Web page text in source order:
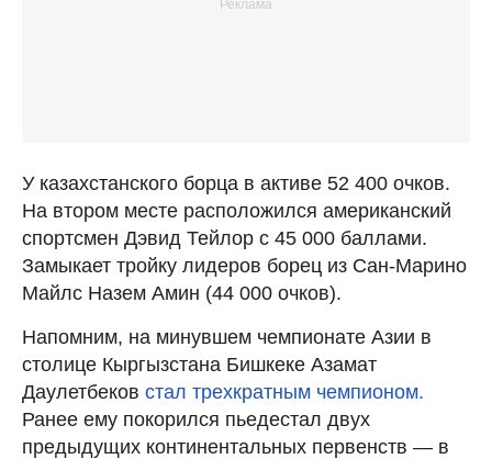
У казахстанского борца в активе 52 400 очков.
На втором месте расположился американский
спортсмен Дэвид Тейлор с 45 000 баллами.
Замыкает тройку лидеров борец из Сан-Марино
Майлс Назем Амин (44 000 очков).
Напомним, на минувшем чемпионате Азии в
столице Кыргызстана Бишкеке Азамат
Даулетбеков стал трехкратным чемпионом.
Ранее ему покорился пьедестал двух
предыдущих континентальных первенств — в